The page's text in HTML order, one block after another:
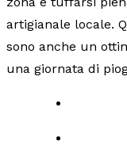
artigianale locale.
sono anche un
una giornata di